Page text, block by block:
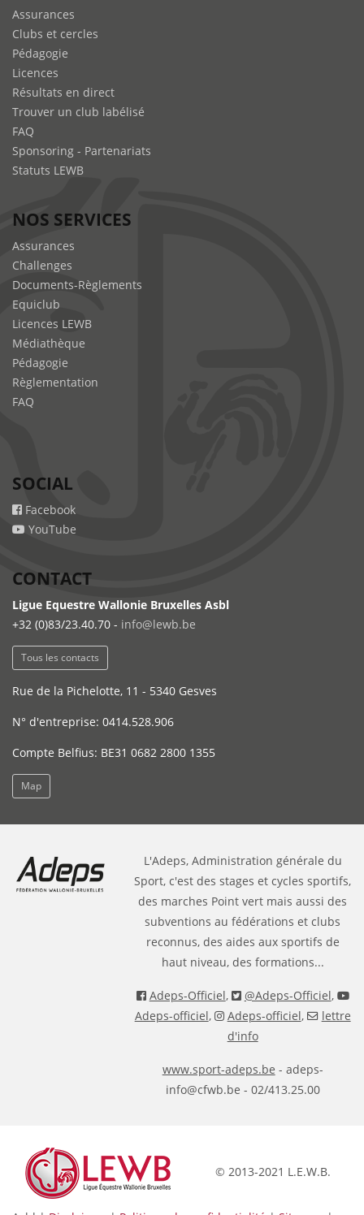
Assurances
Clubs et cercles
Pédagogie
Licences
Résultats en direct
Trouver un club labélisé
FAQ
Sponsoring - Partenariats
Statuts LEWB
NOS SERVICES
Assurances
Challenges
Documents-Règlements
Equiclub
Licences LEWB
Médiathèque
Pédagogie
Règlementation
FAQ
SOCIAL
Facebook
YouTube
CONTACT
Ligue Equestre Wallonie Bruxelles Asbl
+32 (0)83/23.40.70 - info@lewb.be
Tous les contacts
Rue de la Pichelotte, 11 - 5340 Gesves
N° d'entreprise: 0414.528.906
Compte Belfius: BE31 0682 2800 1355
Map
L'Adeps, Administration générale du
Sport, c'est des stages et cycles sportifs,
des marches Point vert mais aussi des
subventions au fédérations et clubs
reconnus, des aides aux sportifs de
haut niveau, des formations...
Adeps-Officiel, @Adeps-Officiel,
Adeps-officiel, Adeps-officiel,
lettre
d'info
www.sport-adeps.be - adeps-
info@cfwb.be - 02/413.25.00
© 2013-2021 L.E.W.B.